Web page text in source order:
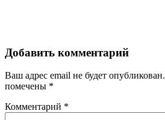
Добавить комментарий
Ваш адрес email не будет опубликован.
помечены *
Комментарий *